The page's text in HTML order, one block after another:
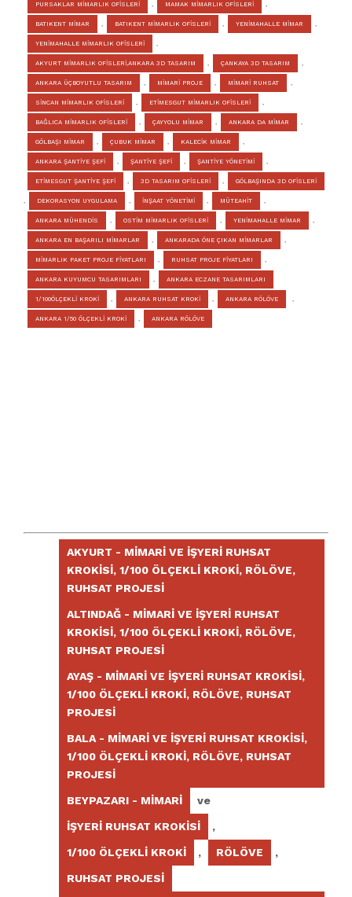
PURSAKLAR MİMARLIK OFİSLERİ , MAMAK MİMARLIK OFİSLERİ ,
BATIKENT MİMAR , BATIKENT MİMARLIK OFİSLERİ , YENİMAHALLE MİMAR ,
YENİMAHALLE MİMARLIK OFİSLERİ ,
AKYURT MİMARLIK OFİSLERİ,ANKARA 3D TASARIM , ÇANKAYA 3D TASARIM ,
ANKARA ÜÇBOYUTLU TASARIM , MİMARİ PROJE , MİMARİ RUHSAT ,
SİNCAN MİMARLIK OFİSLERİ , ETİMESGUT MİMARLIK OFİSLERİ ,
BAĞLICA MİMARLIK OFİSLERİ , ÇAYYOLU MİMAR , ANKARA DA MİMAR ,
GÖLBAŞI MİMAR , ÇUBUK MİMAR , KALECİK MİMAR ,
ANKARA ŞANTİYE ŞEFİ , ŞANTİYE ŞEFİ , ŞANTİYE YÖNETİMİ ,
ETİMESGUT ŞANTİYE ŞEFİ , 3D TASARIM OFİSLERİ , GÖLBAŞINDA 3D OFİSLERİ
, DEKORASYON UYGULAMA , İNŞAAT YÖNETİMİ , MÜTEAHİT ,
ANKARA MÜHENDİS , OSTİM MİMARLIK OFİSLERİ , YENİMAHALLE MİMAR ,
ANKARA EN BAŞARILI MİMARLAR , ANKARADA ÖNE ÇIKAN MİMARLAR ,
MİMARLIK PAKET PROJE FİYATLARI , RUHSAT PROJE FİYATLARI ,
ANKARA KUYUMCU TASARIMLARI , ANKARA ECZANE TASARIMLARI
1/100ÖLÇEKLI KROKI , ANKARA RUHSAT KROKİ , ANKARA RÖLÖVE ,
ANKARA 1/50 ÖLÇEKLİ KROKİ , ANKARA RÖLÖVE
AKYURT - MIMARI VE İŞYERI RUHSAT
KROKISI, 1/100 ÖLÇEKLI KROKI, RÖLÖVE,
RUHSAT PROJESI
ALTINDAĞ - MIMARI VE İŞYERI RUHSAT
KROKISI, 1/100 ÖLÇEKLI KROKI, RÖLÖVE,
RUHSAT PROJESI
AYAŞ - MIMARI VE İŞYERI RUHSAT KROKISI,
1/100 ÖLÇEKLI KROKI, RÖLÖVE, RUHSAT
PROJESI
BALA - MIMARI VE İŞYERI RUHSAT KROKISI,
1/100 ÖLÇEKLI KROKI, RÖLÖVE, RUHSAT
PROJESI
BEYPAZARI - MIMARI ve
İŞYERI RUHSAT KROKISI ,
1/100 ÖLÇEKLI KROKI , RÖLÖVE ,
RUHSAT PROJESI